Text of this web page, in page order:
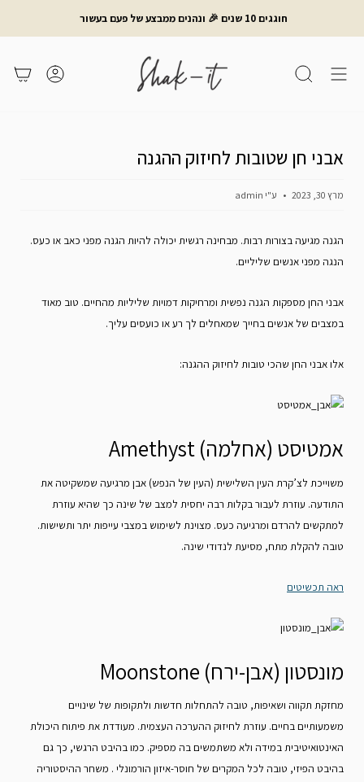
חוגגים 10 שנים 🎉 ונהנים ממבצע של פעם בעשור
חיפוש משתמש
אבני חן שטובות לחיזוק ההגנה
מרץ 30, 2023 ע"י admin
הגנה מגיעה בצורות רבות. מבחינה רגשית יכולה להיות הגנה מפני כאב או כעס.
הנגה מפני אנשים שליליים.
אבני החן מספקות הגנה נפשית ומרחיקות דמויות שליליות מהחיים. טוב מאוד
במצבים של אנשים בחייך שמאחלים לך רע או כועסים עליך.
אלו אבני החן שהכי טובות לחיזוק ההגנה:
אמטיסט (אחלמה) Amethyst
משוייכת לצ’קרת העין השלישית (העין של הנפש) אבן מרגיעה שמשקיטה את
התודעה. עוזרת לעבור בקלות רבה יחסית למצב של שינה כך שהיא עוזרת
למתקשים להרדם ומרגיעה כעס. מצוינת לשימוש במצבי עייפות יתר ותשישות.
טובה להקלת מתח, מסיעת לנדודי שינה.
ראה תכשיטים
מונסטון (אבן-ירח) Moonstone
מחזקת תקווה ושאיפות, טובה להתחלות חדשות ולתקופות של שינויים
משמעותיים בחיים. עוזרת לחיזוק ההערכה העצמית. מעודדת את פיתוח היכולת
האינטואיטיבית במידה ולא משתמשים בה מספיק. כמו בהיבט הרגשי, כך גם
בהיבט הפיזי, טובה לכל המקרים של חוסר-איזון הורמונלי . משחר ההיסטוריה